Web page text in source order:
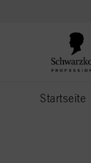
Startseite